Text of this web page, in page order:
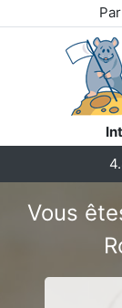
Vous